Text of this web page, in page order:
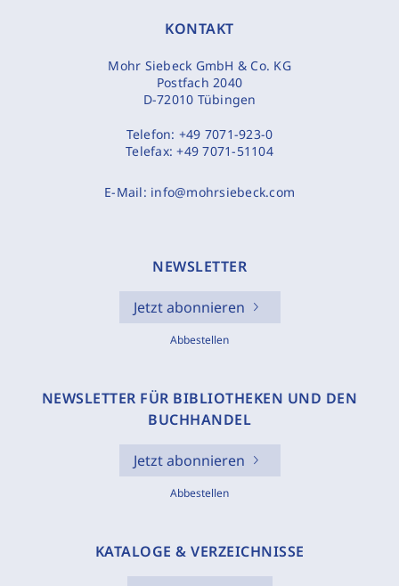
KONTAKT
Mohr Siebeck GmbH & Co. KG
Postfach 2040
D-72010 Tübingen
Telefon: +49 7071-923-0
Telefax:+49 7071-51104
E-Mail: info@mohrsiebeck.com
NEWSLETTER
Jetzt abonnieren
Abbestellen
NEWSLETTER FÜR BIBLIOTHEKEN UND DEN
BUCHHANDEL
Jetzt abonnieren
Abbestellen
KATALOGE & VERZEICHNISSE